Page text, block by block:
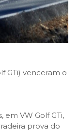
GTi) venceram o
em VW Golf GTi,
prova do